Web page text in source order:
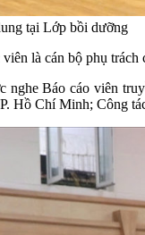
tại Lớp bồi dưỡng
là cán bộ phụ
nghe Báo cáo viên
Hồ Chí Minh; Công